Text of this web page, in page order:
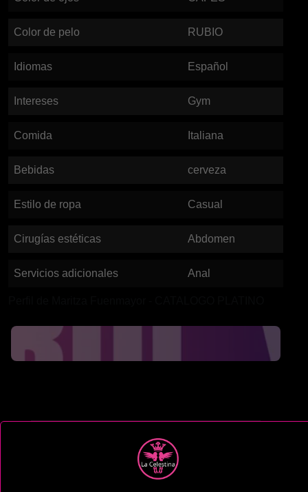
Color de pelo RUBIO
Idiomas Español
Intereses Gym
Comida Italiana
Bebidas cerveza
Estilo de ropa Casual
Cirugías estéticas Abdomen
Servicios adicionales Anal